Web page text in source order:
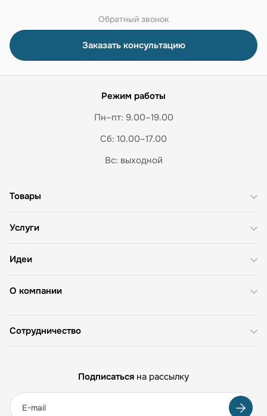
Обратный звонок
Заказать консультацию
Режим работы
Пн–пт: 9.00–19.00
Сб: 10.00–17.00
Вс: выходной
О компании
Товары
Услуги
Идеи
Сотрудничество
Подписаться на рассылку